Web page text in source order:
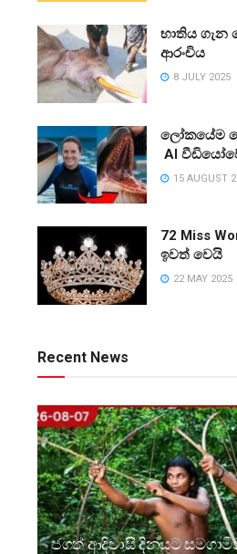
භාතිය ගැන
ආරංචිය
8 JULY 2025
ලෝකයේම
AI
15 AUGUST
72 Miss
ඉවත් වෙයි
22 MAY 2025
Recent News
ජගත් ආදිවාසි දිනයට